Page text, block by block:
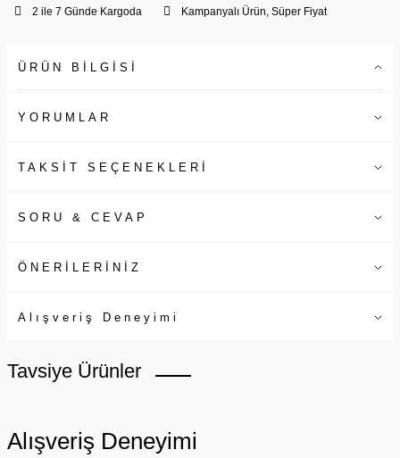
2 ile 7 Günde Kargoda Kampanyalı Ürün, Süper Fiyat
ÜRÜN BİLGİSİ
YORUMLAR
TAKSİT SEÇENEKLERİ
SORU & CEVAP
ÖNERİLERİNİZ
Alışveriş Deneyimi
Tavsiye Ürünler
Alışveriş Deneyimi